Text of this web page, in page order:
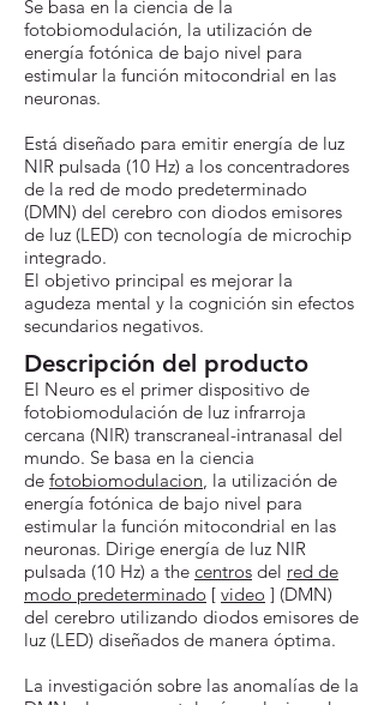
Se basa en la ciencia de la
fotobiomodulación, la utilización de
energía fotónica de bajo nivel para
estimular la función mitocondrial en las
neuronas.
Está diseñado para emitir energía de luz
NIR pulsada (10 Hz) a los concentradores
de la red de modo predeterminado
(DMN) del cerebro con diodos emisores
de luz (LED) con tecnología de microchip
integrado.
El objetivo principal es mejorar la
agudeza mental y la cognición sin efectos
secundarios negativos.
Descripción del producto
El Neuro es el primer dispositivo de
fotobiomodulación de luz infrarroja
cercana (NIR) transcraneal-intranasal del
mundo. Se basa en la ciencia
de fotobiomodulacion, la utilización de
energía fotónica de bajo nivel para
estimular la función mitocondrial en las
neuronas. Dirige energía de luz NIR
pulsada (10 Hz) a the centros del red de
modo predeterminado [ video ] (DMN)
del cerebro utilizando diodos emisores de
luz (LED) diseñados de manera óptima.
La investigación sobre las anomalías de la